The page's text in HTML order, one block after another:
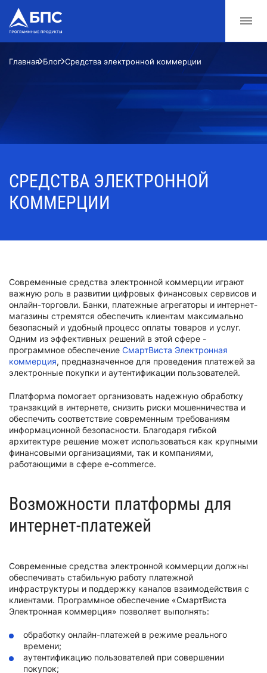
Главная Блог Средства электронной коммерции
СРЕДСТВА ЭЛЕКТРОННОЙ
КОММЕРЦИИ
Современные средства электронной коммерции играют
важную роль в развитии цифровых финансовых сервисов и
онлайн-торговли. Банки, платежные агрегаторы и интернет-
магазины стремятся обеспечить клиентам максимально
безопасный и удобный процесс оплаты товаров и услуг.
Одним из эффективных решений в этой сфере -
программное обеспечение СмартВиста Электронная
коммерция, предназначенное для проведения платежей за
электронные покупки и аутентификации пользователей.
Платформа помогает организовать надежную обработку
транзакций в интернете, снизить риски мошенничества и
обеспечить соответствие современным требованиям
информационной безопасности. Благодаря гибкой
архитектуре решение может использоваться как крупными
финансовыми организациями, так и компаниями,
работающими в сфере e-commerce.
Возможности платформы для
интернет-платежей
Современные средства электронной коммерции должны
обеспечивать стабильную работу платежной
инфраструктуры и поддержку каналов взаимодействия с
клиентами. Программное обеспечение «СмартВиста
Электронная коммерция» позволяет выполнять:
обработку онлайн-платежей в режиме реального
времени;
аутентификацию пользователей при совершении
покупок;